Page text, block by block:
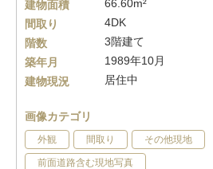
建物面積
66.60m²
間取り
4DK
階数
3階建て
築年月
1989年10月
建物現況
居住中
画像カテゴリ
外観 間取り その他現地
前面道路含む現地写真